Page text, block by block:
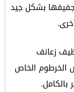
بشكل جيد
زعانف
الخرطوم الخاص